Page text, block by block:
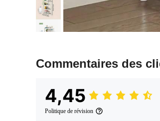
Commentaires des
4,45
Politique de révision